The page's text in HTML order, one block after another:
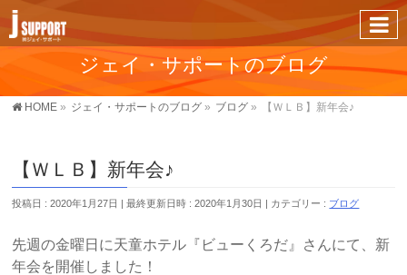
ジェイ・サポートのブログ
HOME » ジェイ・サポートのブログ » ブログ » 【ＷＬＢ】新年会♪
【ＷＬＢ】新年会♪
投稿日 : 2020年1月27日 最終更新日時 : 2020年1月30日 カテゴリー : ブログ
先週の金曜日に天童ホテル『ビューくろだ』さんにて、新
年会を開催しました！